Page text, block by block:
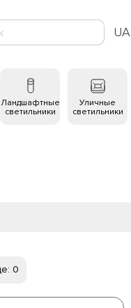
UA
Ландшафтные
светильники
Уличные
светильники
0